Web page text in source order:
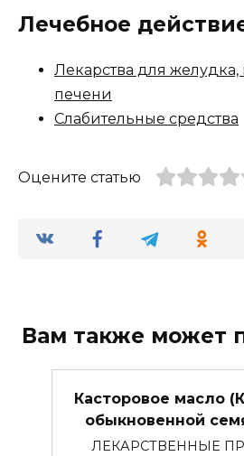
Лечебное
Лекарства для
печени
Слабительные средства
Оцените статью
Вам также может
Касторовое масло
обыкновенной
ЛЕКАРСТВЕННЫЕ